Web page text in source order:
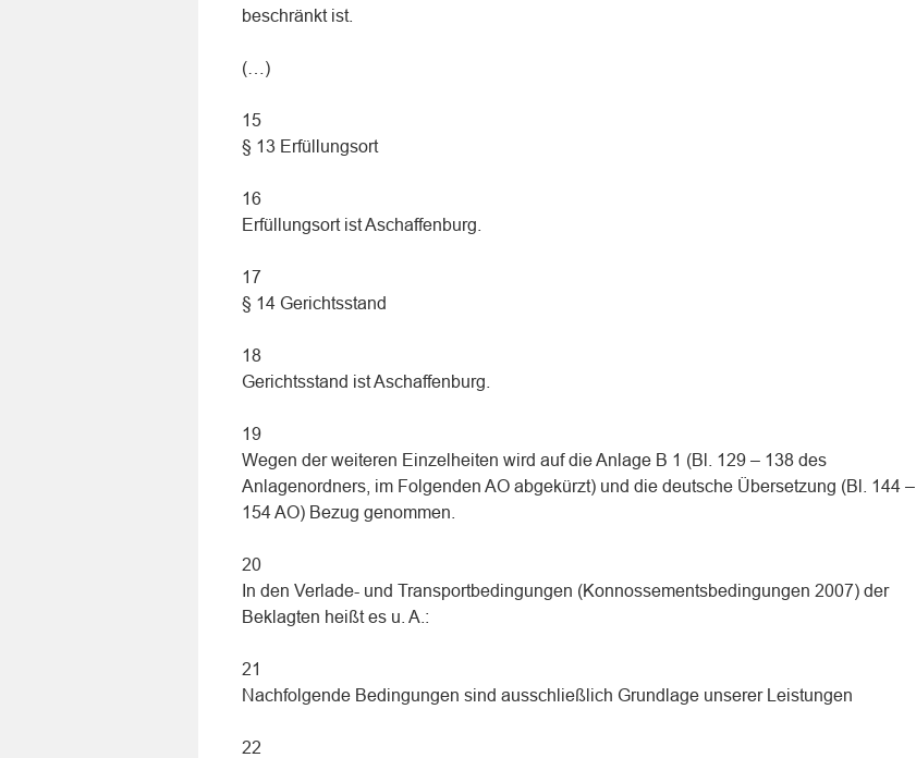
beschränkt ist.
(…)
15
§ 13 Erfüllungsort
16
Erfüllungsort ist Aschaffenburg.
17
§ 14 Gerichtsstand
18
Gerichtsstand ist Aschaffenburg.
19
Wegen der weiteren Einzelheiten wird auf die Anlage B 1 (Bl. 129 – 138 des
Anlagenordners, im Folgenden AO abgekürzt) und die deutsche Übersetzung (Bl. 144 –
154 AO) Bezug genommen.
20
In den Verlade- und Transportbedingungen (Konnossementsbedingungen 2007) der
Beklagten heißt es u. A.:
21
Nachfolgende Bedingungen sind ausschließlich Grundlage unserer Leistungen
22